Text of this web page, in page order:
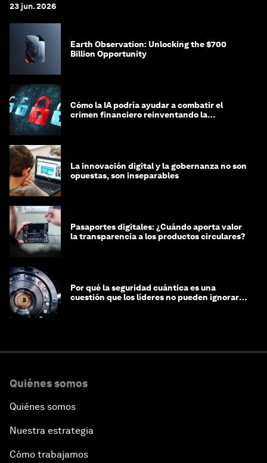
23 jun. 2026
Earth Observation: Unlocking the $700
Billion Opportunity
Cómo la IA podría ayudar a combatir el
crimen financiero reinventando la
La innovación digital y la gobernanza no son
opuestas, son inseparables
Pasaportes digitales: ¿Cuándo aporta valor
la transparencia a los productos circulares?
Por qué la seguridad cuántica es una
cuestión que los líderes no pueden ignorar
Quiénes somos
Quiénes somos
Nuestra estrategia
Cómo trabajamos